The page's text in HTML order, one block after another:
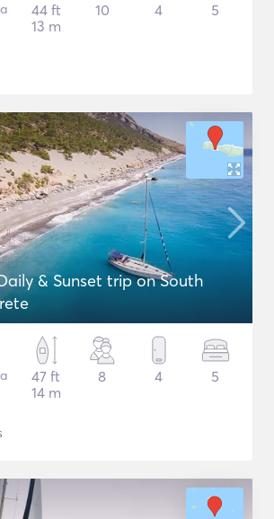
44 ft
13 m
10 4 5
& Sunset trip on South
47 ft
14 m
8 4 5